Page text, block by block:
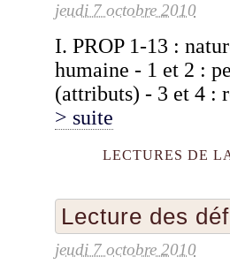
jeudi 7 octobre 2010
I. PROP 1-13 :
humaine - 1 et 2 :
(attributs) - 3 et 4 :
> suite
LECTURES DE
Lecture des
jeudi 7 octobre 2010